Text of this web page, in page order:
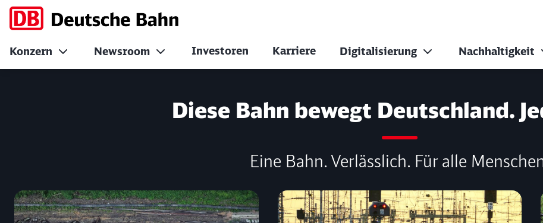
Konzern Newsroom Investoren Karriere Digitalisierung Nachhaltigkeit
Diese Bahn bewegt Deutschland.
Eine Bahn. Verlässlich. Für alle